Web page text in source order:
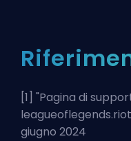
[1] "Pagina di
giugno 2024